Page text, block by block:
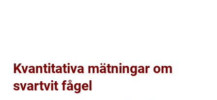
Kvantitativa mätningar om
svartvit fågel